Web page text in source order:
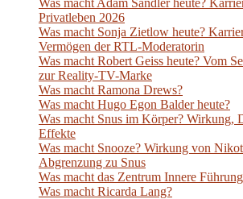
Privatleben 2026
Was macht Sonja Zietlow heute?
Vermögen der RTL-Moderatorin
Was macht Robert Geiss heute? Vom
zur Reality-TV-Marke
Was macht Ramona Drews?
Was macht Hugo Egon Balder heute?
Was macht Snus im Körper? Wirkung,
Effekte
Was macht Snooze? Wirkung von
Abgrenzung zu Snus
Was macht das Zentrum Innere
Was macht Ricarda Lang?